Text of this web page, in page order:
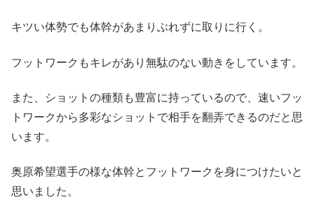
キツい体勢でも体幹があまりぶれずに取りに行く。
フットワークもキレがあり無駄のない動きをしています。
また、ショットの種類も豊富に持っているので、速いフッ
トワークから多彩なショットで相手を翻弄できるのだと思
います。
奥原希望選手の様な体幹とフットワークを身につけたいと
思いました。